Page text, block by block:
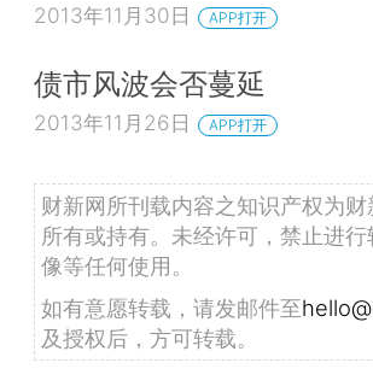
2013年11月30日 APP打开
债市风波会否蔓延
2013年11月26日 APP打开
财新网所刊载内容之知识产权为
所有或持有。未经许可，禁止进
像等任何使用。
如有意愿转载，请发邮件至
及授权后，方可转载。